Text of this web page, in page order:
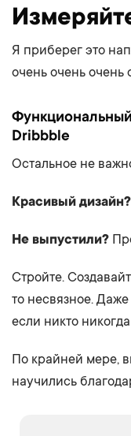
Я приберег это
очень очень очень
Dribbble
Остальное не
Красивый дизайн?
Не выпустили?
Стройте.
то несвязное.
если никто
По крайней мере,
научились